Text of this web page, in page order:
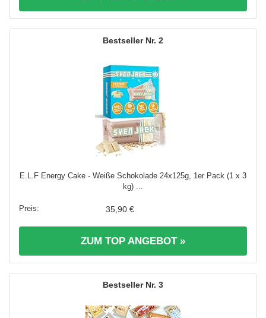
2
E.L.F Energy Cake - Weiße Schokolade 24x125g, 1er Pack (1 x 3
kg) ...
35,90 €
ZUM TOP ANGEBOT »
3